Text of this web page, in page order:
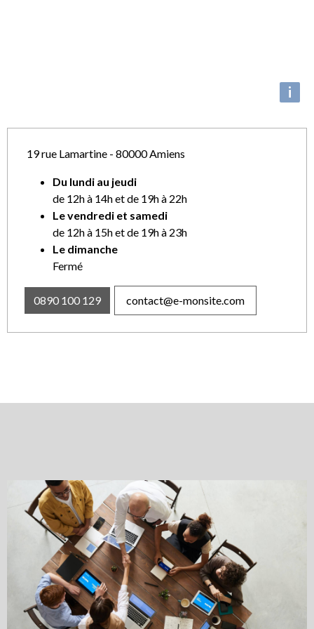
i
19 rue Lamartine - 80000 Amiens
Du lundi au jeudi
de 12h à 14h et de 19h à 22h
Le vendredi et samedi
de 12h à 15h et de 19h à 23h
Le dimanche
Fermé
0890 100 129 contact@e-monsite.com